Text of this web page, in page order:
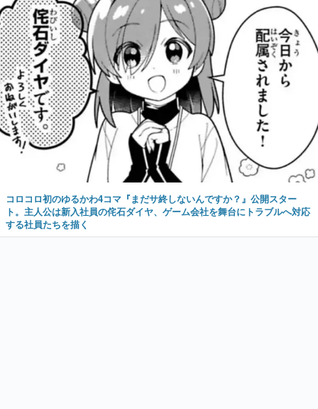
コロコロ初のゆるかわ4コマ『まだサ終しないんですか？』公開スター
ト。主人公は新入社員の侘石ダイヤ、ゲーム会社を舞台にトラブルへ対応
する社員たちを描く